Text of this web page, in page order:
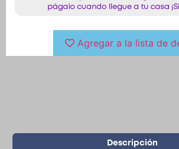
Agregar a la lista de
Descripción